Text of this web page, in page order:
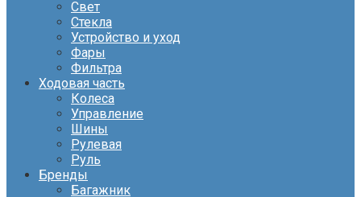
Свет
Стекла
Устройство и уход
Фары
Фильтра
Ходовая часть
Колеса
Управление
Шины
Рулевая
Руль
Бренды
Багажник